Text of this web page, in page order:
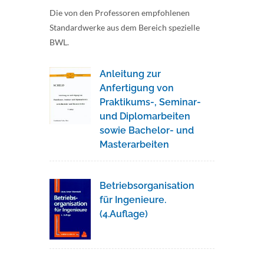
Die von den Professoren empfohlenen
Standardwerke aus dem Bereich spezielle
BWL.
Anleitung zur
Anfertigung von
Praktikums-, Seminar-
und Diplomarbeiten
sowie Bachelor- und
Masterarbeiten
Betriebsorganisation
für Ingenieure.
(4.Auflage)